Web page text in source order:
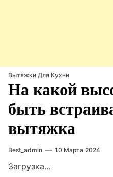
Вытяжки Для Кухни
На какой
быть
вытяжка
Best_admin 10 Марта 2024
Загрузка…